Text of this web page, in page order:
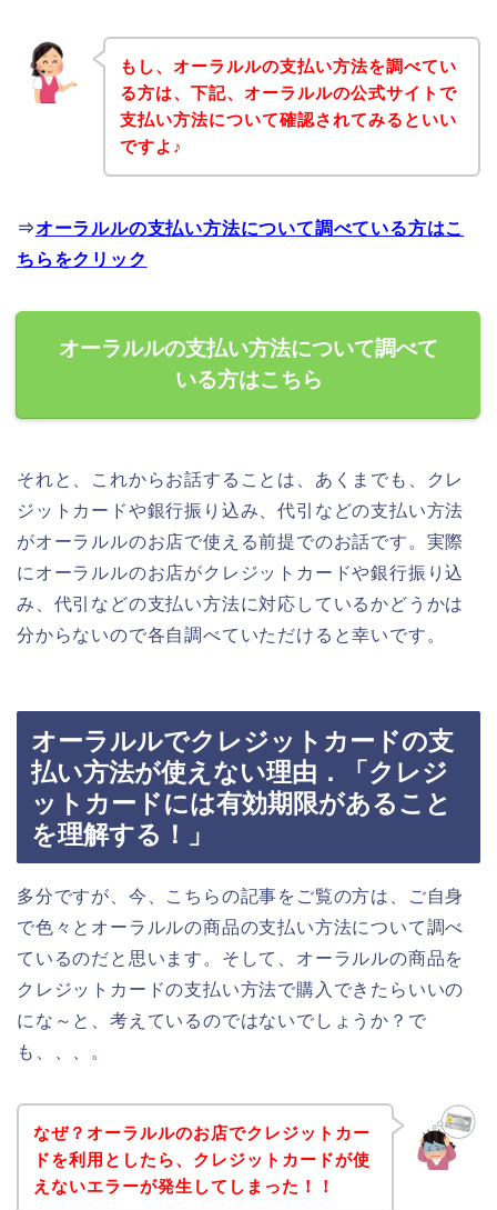
もし、オーラルルの支払い方法を調べてい
る方は、下記、オーラルルの公式サイトで
支払い方法について確認されてみるといい
ですよ♪
⇒オーラルルの支払い方法について調べている方はこ
ちらをクリック
オーラルルの支払い方法について調べて
いる方はこちら
それと、これからお話することは、あくまでも、クレ
ジットカードや銀行振り込み、代引などの支払い方法
がオーラルルのお店で使える前提でのお話です。実際
にオーラルルのお店がクレジットカードや銀行振り込
み、代引などの支払い方法に対応しているかどうかは
分からないので各自調べていただけると幸いです。
オーラルルでクレジットカードの支
払い方法が使えない理由．「クレジ
ットカードには有効期限があること
を理解する！」
多分ですが、今、こちらの記事をご覧の方は、ご自身
で色々とオーラルルの商品の支払い方法について調べ
ているのだと思います。そして、オーラルルの商品を
クレジットカードの支払い方法で購入できたらいいの
にな～と、考えているのではないでしょうか？で
も、、、。
なぜ？オーラルルのお店でクレジットカー
ドを利用としたら、クレジットカードが使
えないエラーが発生してしまった！！